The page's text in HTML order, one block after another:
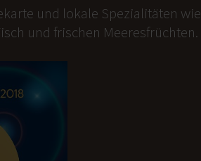
und lokale Spezialitäten wie
und frischen Meeresfrüchten.